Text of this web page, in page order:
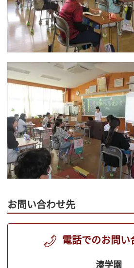
お問い合わせ先
電話でのお問い
湊学園